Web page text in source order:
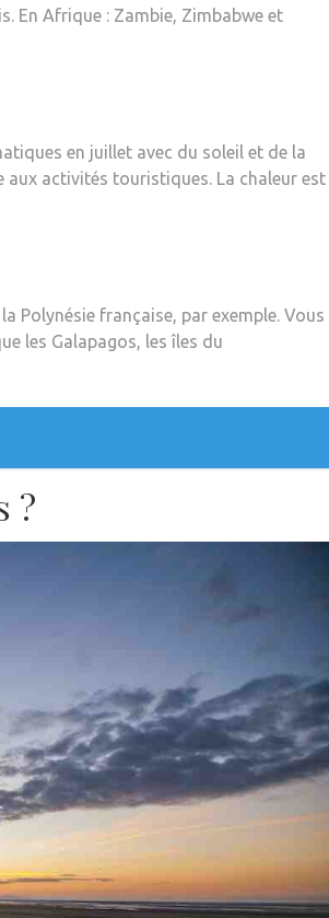
En Afrique : Zambie, Zimbabwe et
en juillet avec du soleil et de la
aux activités touristiques. La chaleur est
Polynésie française, par exemple. Vous
les Galapagos, les îles du
?